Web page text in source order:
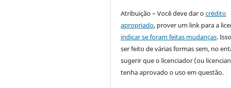
Atribuição – Você deve dar ocrédito
apropriado, prover um link para a
indicar se foram feitas mudanças.
ser feito de várias formas sem, no
sugerir que o licenciador (ou
tenha aprovado o uso em questão.